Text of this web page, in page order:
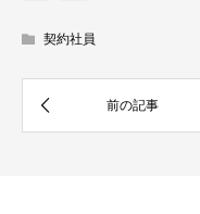
契約社員